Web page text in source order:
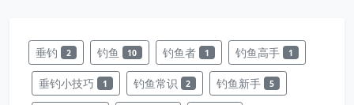
垂钓 2 钓鱼 10 钓鱼者 1 钓鱼高手 1
垂钓小技巧 1 钓鱼常识 2 钓鱼新手 5